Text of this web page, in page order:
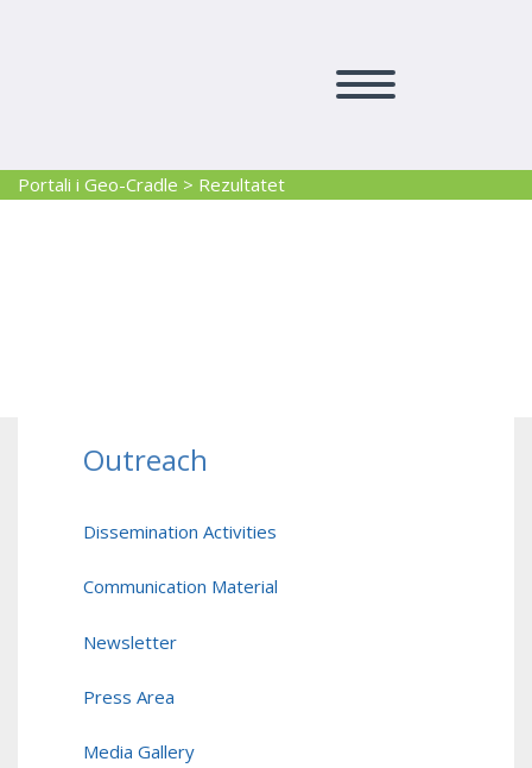
Portali i Geo-Cradle > Rezultatet
Outreach
Dissemination Activities
Communication Material
Newsletter
Press Area
Media Gallery